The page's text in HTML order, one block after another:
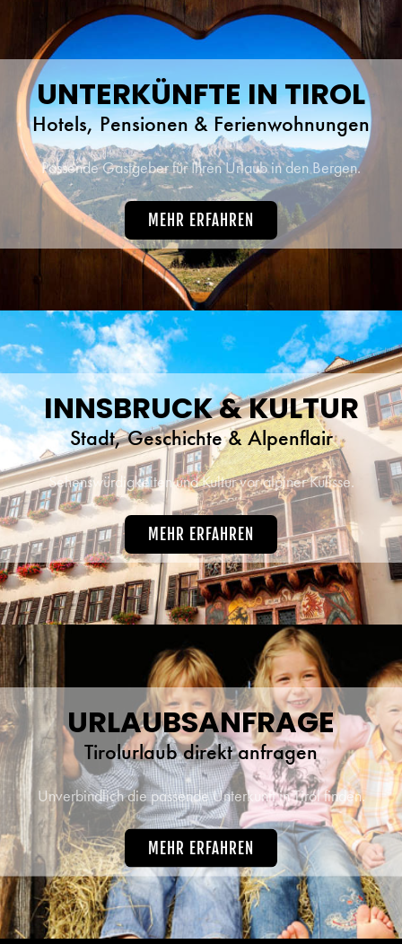
UNTERKÜNFTE IN TIROL
Hotels, Pensionen & Ferienwohnungen
Passende Gastgeber für Ihren Urlaub in den Bergen.
MEHR ERFAHREN
INNSBRUCK & KULTUR
Stadt, Geschichte & Alpenflair
Sehenswürdigkeiten und Kultur vor alpiner Kulisse.
MEHR ERFAHREN
URLAUBSANFRAGE
Tirolurlaub direkt anfragen
Unverbindlich die passende Unterkunft in Tirol finden.
MEHR ERFAHREN